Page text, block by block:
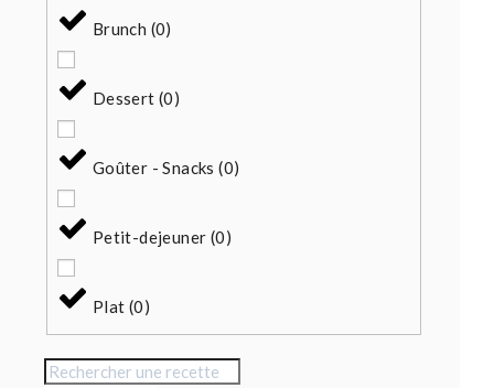
Brunch (0)
Dessert (0)
Goûter - Snacks (0)
Petit-dejeuner (0)
Plat (0)